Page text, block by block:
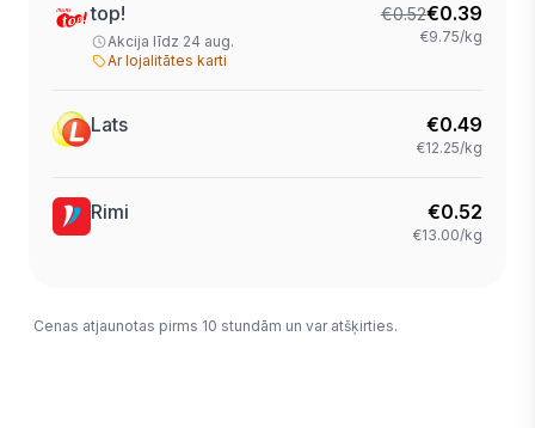
top!
Akcija līdz 24 aug.
Ar lojalitātes karti
€0.52€0.39
€9.75/kg
Lats €0.49
€12.25/kg
Rimi €0.52
€13.00/kg
Cenas atjaunotas pirms 10 stundām un var atšķirties.